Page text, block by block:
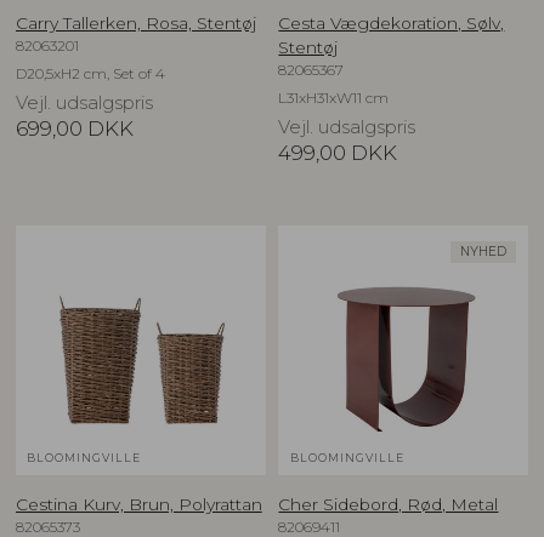
Carry Tallerken, Rosa, Stentøj
82063201
D20,5xH2 cm, Set of 4
Vejl. udsalgspris
699,00 DKK
Cesta Vægdekoration, Sølv,
Stentøj
82065367
L31xH31xW11 cm
Vejl. udsalgspris
499,00 DKK
BLOOMINGVILLE
Cestina Kurv, Brun, Polyrattan
82065373
NYHED
BLOOMINGVILLE
Cher Sidebord, Rød, Metal
82069411